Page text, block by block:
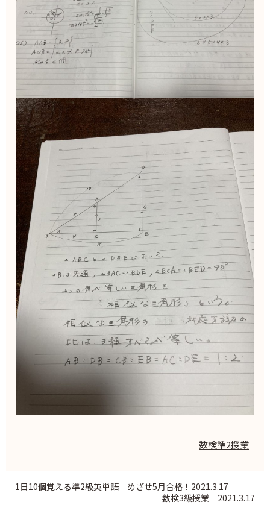
数検準2授業
1日10個覚える準2級英単語 めざせ5月合格！2021.3.17
数検3級授業 2021.3.17